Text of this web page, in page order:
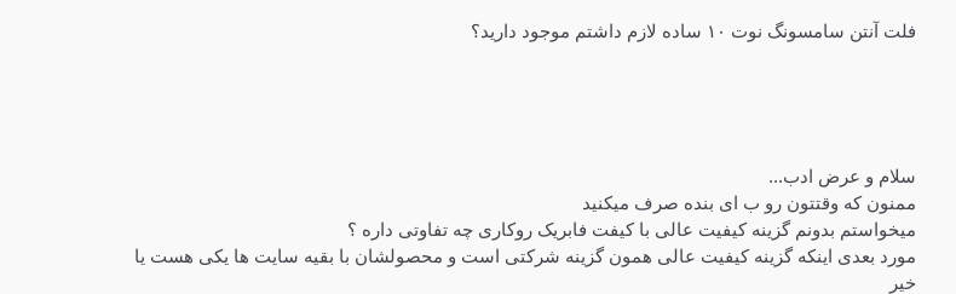
فلت آنتن سامسونگ نوت ۱۰ ساده لازم داشتم موجود دارید؟
سلام و عرض ادب...
ممنون که وقتتون رو ب ای بنده صرف میکنید
میخواستم بدونم گزینه کیفیت عالی با کیفت فابریک روکاری چه تفاوتی داره ؟
مورد بعدی اینکه گزینه کیفیت عالی همون گزینه شرکتی است و محصولشان با بقیه سایت ها یکی هست یا
خیر